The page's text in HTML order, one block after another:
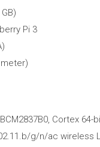
Pi 3
Cortex 64-
g/n/ac wireless